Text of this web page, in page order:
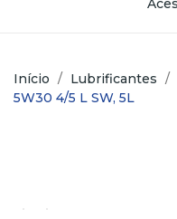
Início Lubrificantes
5W30 4/5 L SW, 5L